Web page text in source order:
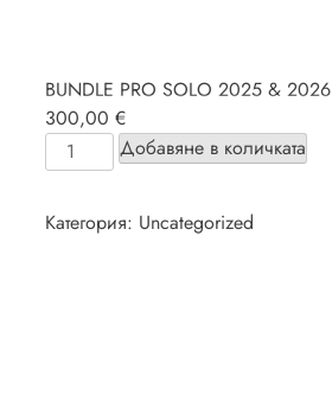
BUNDLE PRO SOLO 2025 & 2026
300,00 €
количество
за
PRO
Добавяне в количката
Категория: Uncategorized